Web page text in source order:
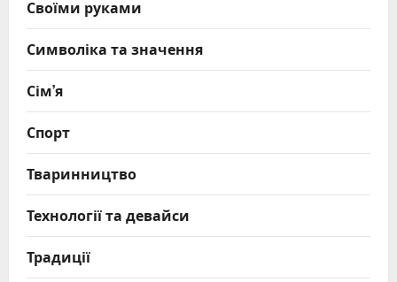
Своїми руками
Символіка та значення
Сім’я
Спорт
Тваринництво
Технології та девайси
Традиції